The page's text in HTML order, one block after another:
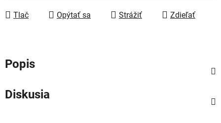
Tlač Opýtať sa Strážiť Zdieľať
Popis
Diskusia